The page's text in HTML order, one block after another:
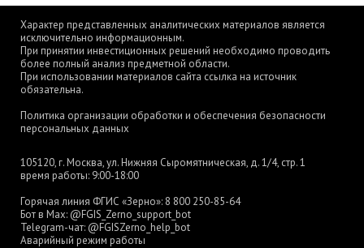
Характер представленных аналитических материалов является
исключительно информационным.
При принятии инвестиционных решений необходимо проводить
более полный анализ предметной области.
При использовании материалов сайта ссылка на источник
обязательна.
Политика организации обработки и обеспечения безопасности
персональных данных
105120, г. Москва, ул. Нижняя Сыромятническая, д. 1/4, стр. 1
время работы: 9:00-18:00
Горячая линия ФГИС «Зерно»: 8 800 250-85-64
Бот в Max: @FGIS_Zerno_support_bot
Telegram-чат: @FGISZerno_help_bot
Аварийный режим работы